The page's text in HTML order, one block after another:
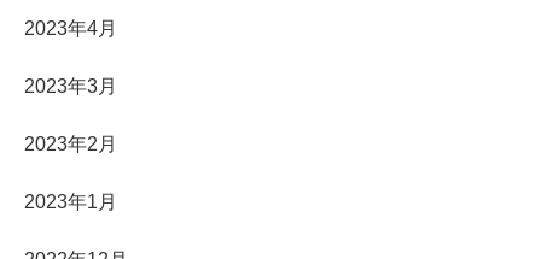
2023年4月
2023年3月
2023年2月
2023年1月